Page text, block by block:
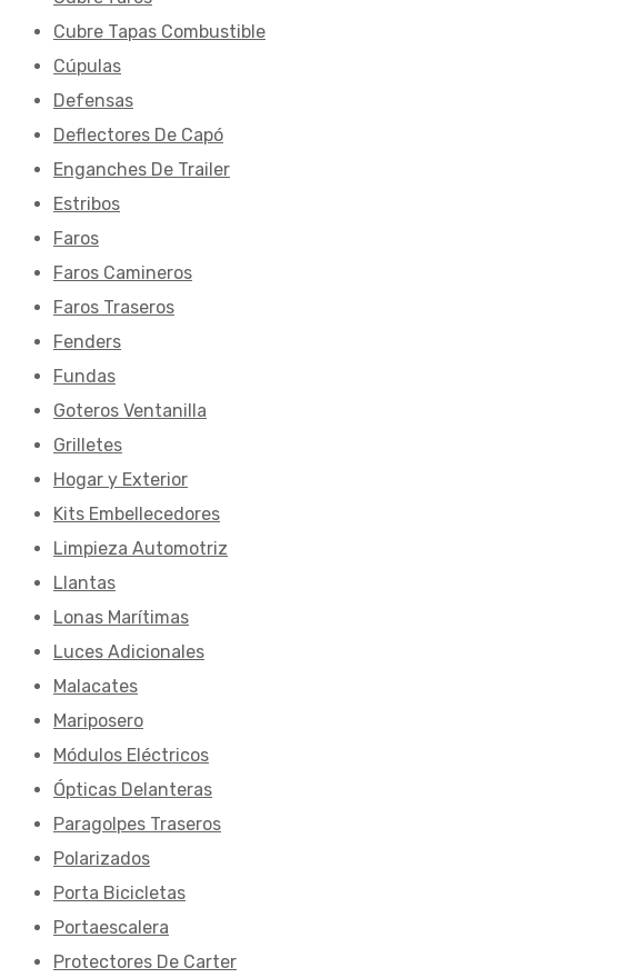
Cubre Tapas Combustible
Cúpulas
Defensas
Deflectores De Capó
Enganches De Trailer
Estribos
Faros
Faros Camineros
Faros Traseros
Fenders
Fundas
Goteros Ventanilla
Grilletes
Hogar y Exterior
Kits Embellecedores
Limpieza Automotriz
Llantas
Lonas Marítimas
Luces Adicionales
Malacates
Mariposero
Módulos Eléctricos
Ópticas Delanteras
Paragolpes Traseros
Polarizados
Porta Bicicletas
Portaescalera
Protectores De Carter